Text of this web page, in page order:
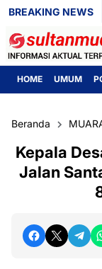
BREAKING NEWS
HOME UMUM
Beranda
Kepala
Jalan